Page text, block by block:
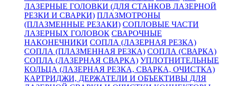
ЛАЗЕРНЫЕ ГОЛОВКИ (ДЛЯ СТАНКОВ ЛАЗЕРНОЙ
РЕЗКИ И СВАРКИ) ПЛАЗМОТРОНЫ
(ПЛАЗМЕННЫЕ РЕЗАКИ) СОПЛОВЫЕ ЧАСТИ
ЛАЗЕРНЫХ ГОЛОВОК СВАРОЧНЫЕ
НАКОНЕЧНИКИ СОПЛА (ЛАЗЕРНАЯ РЕЗКА)
СОПЛА (ПЛАЗМЕННАЯ РЕЗКА) СОПЛА (СВАРКА)
СОПЛА (ЛАЗЕРНАЯ СВАРКА) УПЛОТНИТЕЛЬНЫЕ
КОЛЬЦА (ЛАЗЕРНАЯ РЕЗКА, СВАРКА, ОЧИСТКА)
КАРТРИДЖИ, ДЕРЖАТЕЛИ И ОБЪЕКТИВЫ ДЛЯ